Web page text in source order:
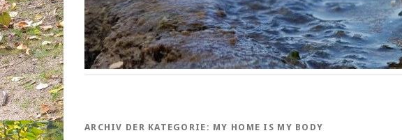
ARCHIV DER KATEGORIE: MY HOME IS MY BODY